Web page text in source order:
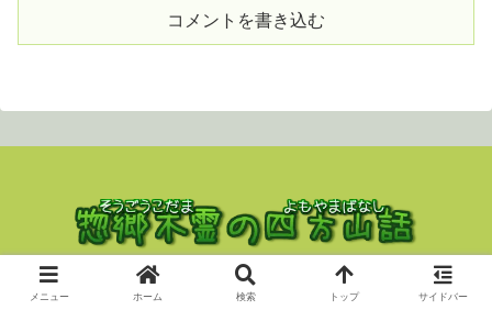
コメントを書き込む
Copyright © 2023 nekodama All Rights Reserved.
メニュー ホーム 検索 トップ サイドバー